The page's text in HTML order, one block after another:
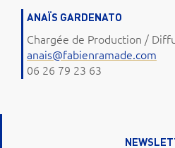
ANAÏS GARDENATO
Chargée de Production /
anais@fabienramade.com
06 26 79 23 63